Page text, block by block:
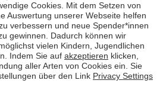
Wo.), SOS-Kinderdorf
(m/w/d)